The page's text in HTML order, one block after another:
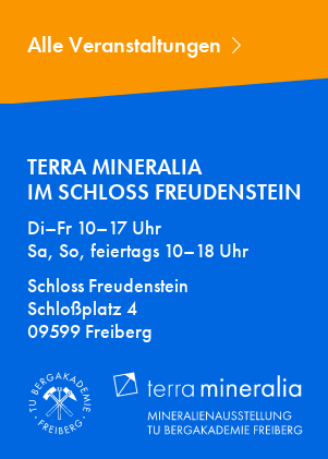
Alle Veranstaltungen
TERRA MINERALIA
IM SCHLOSS FREUDENSTEIN
Di–Fr 10–17 Uhr
Sa, So, feiertags 10–18 Uhr
Schloss Freudenstein
Schloßplatz 4
09599 Freiberg